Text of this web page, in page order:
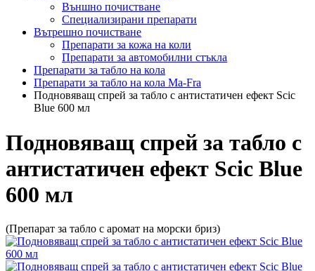
Външно почистване
Специализирани препарати
Вътрешно почистване
Препарати за кожа на коли
Препарати за автомобилни стъкла
Препарати за табло на кола
Препарати за табло на кола Ma-Fra
Подновяващ спрей за табло с антистатичен ефект Scic
Blue 600 мл
Подновяващ спрей за табло с
антистатичен ефект Scic Blue
600 мл
(Препарат за табло с аромат на морски бриз)